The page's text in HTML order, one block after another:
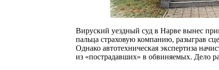
Вируский уездный суд в Нарве вынес
пальца страховую компанию, разыграв
Однако автотехническая экспертиза
из «пострадавших» в обвиняемых. Дело